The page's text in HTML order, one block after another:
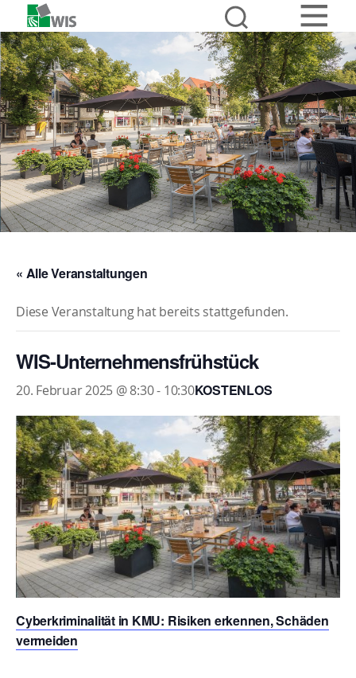
« Alle Veranstaltungen
Diese Veranstaltung hat bereits stattgefunden.
WIS-Unternehmensfrühstück
20. Februar 2025 @ 8:30- 10:30KOSTENLOS
Cyberkriminalität in KMU: Risiken erkennen, Schäden
vermeiden